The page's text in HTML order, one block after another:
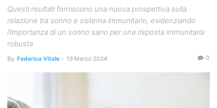
Questi risultati forniscono una nuova prospettiva sulla
relazione tra sonno e sistema immunitario, evidenziando
l'importanza di un sonno sano per una risposta immunitaria
robusta
By Federica Vitale - 19 Marzo 2024 0